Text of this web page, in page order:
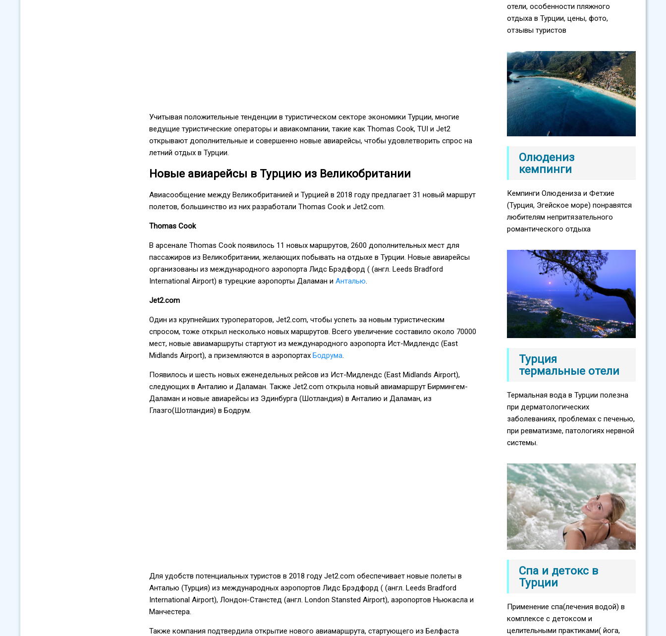
Учитывая положительные тенденции в туристическом секторе экономики Турции, многие
ведущие туристические операторы и авиакомпании, такие как Thomas Cook, TUI и Jet2
открывают дополнительные и совершенно новые авиарейсы, чтобы удовлетворить спрос на
летний отдых в Турции.
Новые авиарейсы в Турцию из Великобритании
Авиасообщение между Великобританией и Турцией в 2018 году предлагает 31 новый маршрут
полетов, большинство из них разработали Thomas Cook и Jet2.com.
Thomas Cook
В арсенале Thomas Cook появилось 11 новых маршрутов, 2600 дополнительных мест для
пассажиров из Великобритании, желающих побывать на отдыхе в Турции. Новые авиарейсы
организованы из международного аэропорта Лидс Брэдфорд ( (англ. Leeds Bradford
International Airport) в турецкие аэропорты Даламан и Анталью.
Jet2.com
Один из крупнейших туроператоров, Jet2.com, чтобы успеть за новым туристическим
спросом, тоже открыл несколько новых маршрутов. Всего увеличение составило около 70000
мест, новые авиамаршруты стартуют из международного аэропорта Ист-Мидлендс (East
Midlands Airport), а приземляются в аэропортах Бодрума.
Появилось и шесть новых еженедельных рейсов из Ист-Мидлендс (East Midlands Airport),
следующих в Анталию и Даламан. Также Jet2.com открыла новый авиамаршрут Бирмингем-
Даламан и новые авиарейсы из Эдинбурга (Шотландия) в Анталию и Даламан, из
Глазго(Шотландия) в Бодрум.
Для удобств потенциальных туристов в 2018 году Jet2.com обеспечивает новые полеты в
Анталью (Турция) из международных аэропортов Лидс Брэдфорд ( (англ. Leeds Bradford
International Airport), Лондон-Станстед (англ. London Stansted Airport), аэропортов Ньюкасла и
Манчестера.
Также компания подтвердила открытие нового авиамаршрута, стартующего из Белфаста
отели, особенности пляжного
отдыха в Турции, цены, фото,
отзывы туристов
Олюдениз
кемпинги
Кемпинги Олюдениза и Фетхие
(Турция, Эгейское море) понравятся
любителям непритязательного
романтического отдыха
Турция
термальные отели
Термальная вода в Турции полезна
при дерматологических
заболеваниях, проблемах с печенью,
при ревматизме, патологиях нервной
системы.
Спа и детокс в
Турции
Применение спа(лечения водой) в
комплексе с детоксом и
целительными практиками( йога,